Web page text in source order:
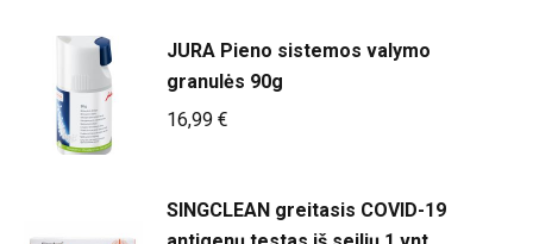
JURA Pieno sistemos valymo
granulės 90g
16,99 €
SINGCLEAN greitasis COVID-19